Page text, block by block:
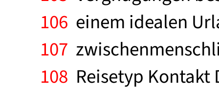
106 einem idealen
107
108 Reisetyp